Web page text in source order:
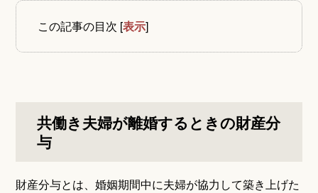
この記事の目次 [表示]
共働き夫婦が離婚するときの財産分
与
財産分与とは、婚姻期間中に夫婦が協力して築き上げた